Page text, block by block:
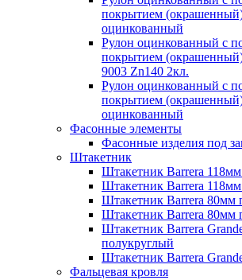
покрытием
оцинкованный
Рулон оцинкованный с
покрытием
9003 Zn140 2кл.
Рулон оцинкованный с
покрытием
оцинкованный
Фасонные элементы
Фасонные изделия под
Штакетник
Штакетник Barrera
Штакетник Barrera
Штакетник Barrera 80мм
Штакетник Barrera 80мм
Штакетник Barrera
полукруглый
Штакетник Barrera
Фальцевая кровля